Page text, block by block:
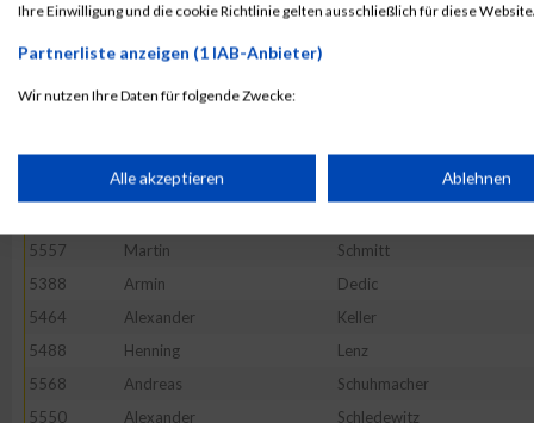
5468
Tom Kirn
5559
Axel
5416
Dietmar Langmaier
Emil
5557
Martin Schmitt
5388
Armin Dedic
5464
Alexander Keller
5488
Henning Lenz
5568
Andreas Schuhmacher
5550
Alexander Schledewitz
Ihre Einwilligung und die cookie Richtlinie gelten ausschließlich für diese
Partnerliste anzeigen (1 IAB-Anbieter)
Wir nutzen Ihre Daten für folgende Zwecke:
Speichern von oder Zugriff auf Informationen auf einem
Verwendung reduzierter Daten zur Auswahl von Werbeanzeigen
Erstellung von Profilen für personalisierte Werbung
Verwendung von Profilen zur Auswahl personalisierter Werbung
Alle akzeptieren Ablehnen